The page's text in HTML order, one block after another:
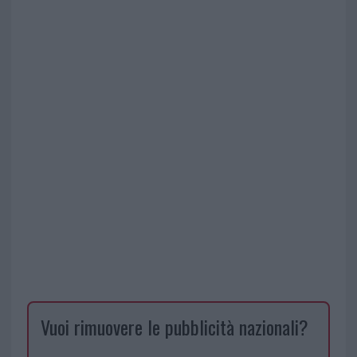
Vuoi rimuovere le pubblicità nazionali?